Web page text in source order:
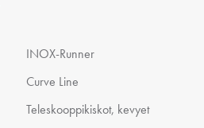
INOX-Runner
Curve Line
Teleskooppikiskot, kevyet